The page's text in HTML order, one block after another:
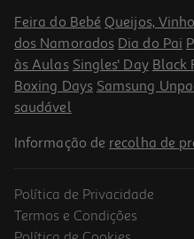
Feira do Bebé Queijos,
dos Namorados Dia do Pai
às Aulas Singles' Day Black
Boxing Days Samsung
saudável
Informação de recolha de
Política de Privacidade
Termos e Condições